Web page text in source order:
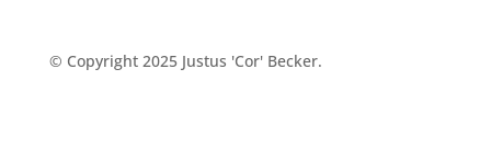
© Copyright 2025 Justus 'Cor' Becker.